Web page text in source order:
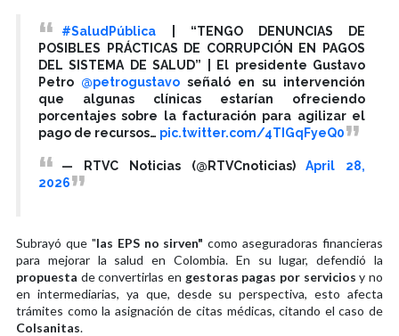
#SaludPública | “TENGO DENUNCIAS DE
POSIBLES PRÁCTICAS DE CORRUPCIÓN EN PAGOS
DEL SISTEMA DE SALUD” | El presidente Gustavo
Petro @petrogustavo señaló en su intervención
que algunas clínicas estarían ofreciendo
porcentajes sobre la facturación para agilizar el
pago de recursos… pic.twitter.com/4TIGqFyeQ0
— RTVC Noticias (@RTVCnoticias)April 28,
2026
Subrayó que "las EPS no sirven" como aseguradoras financieras
para mejorar la salud en Colombia. En su lugar, defendió la
propuesta de convertirlas en gestoras pagas por servicios y no
en intermediarias, ya que, desde su perspectiva, esto afecta
trámites como la asignación de citas médicas, citando el caso de
Colsanitas.